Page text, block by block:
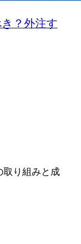
？外注す
取り組みと成